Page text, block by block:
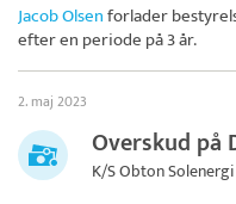
Jacob Olsenforlader
efter en periode på 3 år.
2. maj 2023
Overskud på
K/S Obton